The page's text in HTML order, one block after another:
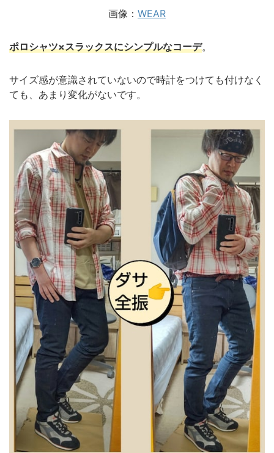
画像： WEAR
ポロシャツ×スラックスにシンプルなコーデ。
サイズ感が意識されていないので時計をつけても付けなく
ても、あまり変化がないです。